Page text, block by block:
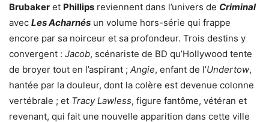
Brubaker et Phillips reviennent dans l’univers de Criminal
avec Les Acharnés un volume hors-série qui frappe
encore par sa noirceur et sa profondeur. Trois destins y
convergent : Jacob, scénariste de BD qu’Hollywood tente
de broyer tout en l’aspirant ; Angie, enfant de l’Undertow,
hantée par la douleur, dont la colère est devenue colonne
vertébrale ; et Tracy Lawless, figure fantôme, vétéran et
revenant, qui fait une nouvelle apparition dans cette ville